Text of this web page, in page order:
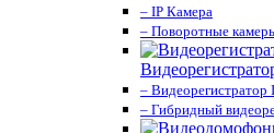
– IP Камера
– Поворотные
– Видеорегистратор
– Гибридный